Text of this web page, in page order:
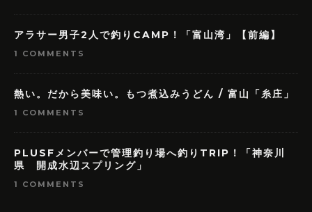
アラサー男子2人で釣りCAMP！「富山湾」【前編】
1 COMMENTS
熱い。だから美味い。もつ煮込みうどん / 富山「糸庄」
1 COMMENTS
PLUSFメンバーで管理釣り場へ釣りTRIP！「神奈川
県 開成水辺スプリング」
1 COMMENTS